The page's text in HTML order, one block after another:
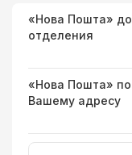
«Нова Пошта» до
отделения
«Нова Пошта» по
Вашему адресу